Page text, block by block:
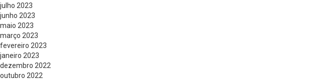
julho 2023
junho 2023
maio 2023
março 2023
fevereiro 2023
janeiro 2023
dezembro 2022
outubro 2022